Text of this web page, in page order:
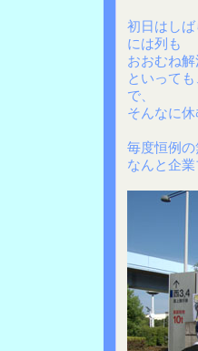
初日はし
には列も
おおむね
といって
で、
そんなに
毎度恒例
なんと企